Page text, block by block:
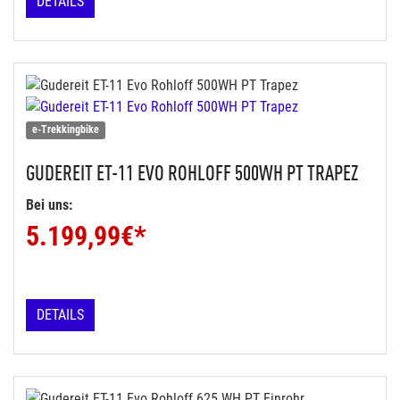
e-Trekkingbike
GUDEREITET-11 EVO ROHLOFF 500WH PT TRAPEZ
Bei uns:
5.199,99€*
DETAILS